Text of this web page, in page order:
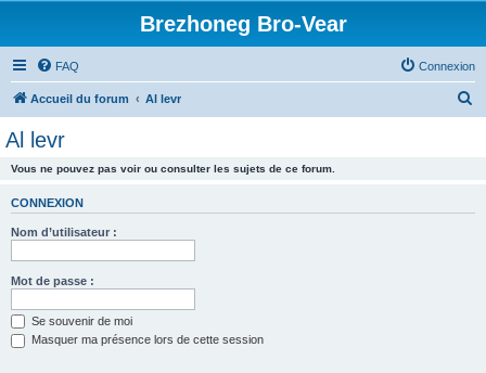
Brezhoneg Bro-Vear
FAQ Connexion
Accueil du forum Al levr
Al levr
Vous ne pouvez pas voir ou consulter les sujets de ce forum.
CONNEXION
Nom d’utilisateur :
Mot de passe :
Se souvenir de moi
Masquer ma présence lors de cette session